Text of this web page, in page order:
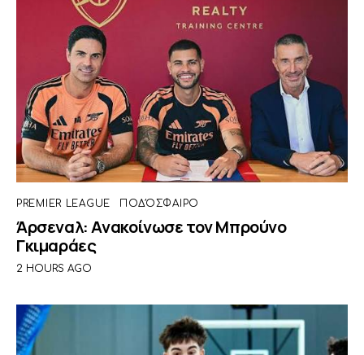
PREMIER LEAGUE ΠΟΔΌΣΦΑΙΡΟ
Άρσεναλ: Ανακοίνωσε τον Μπρούνο
Γκιμαράες
2 HOURS AGO